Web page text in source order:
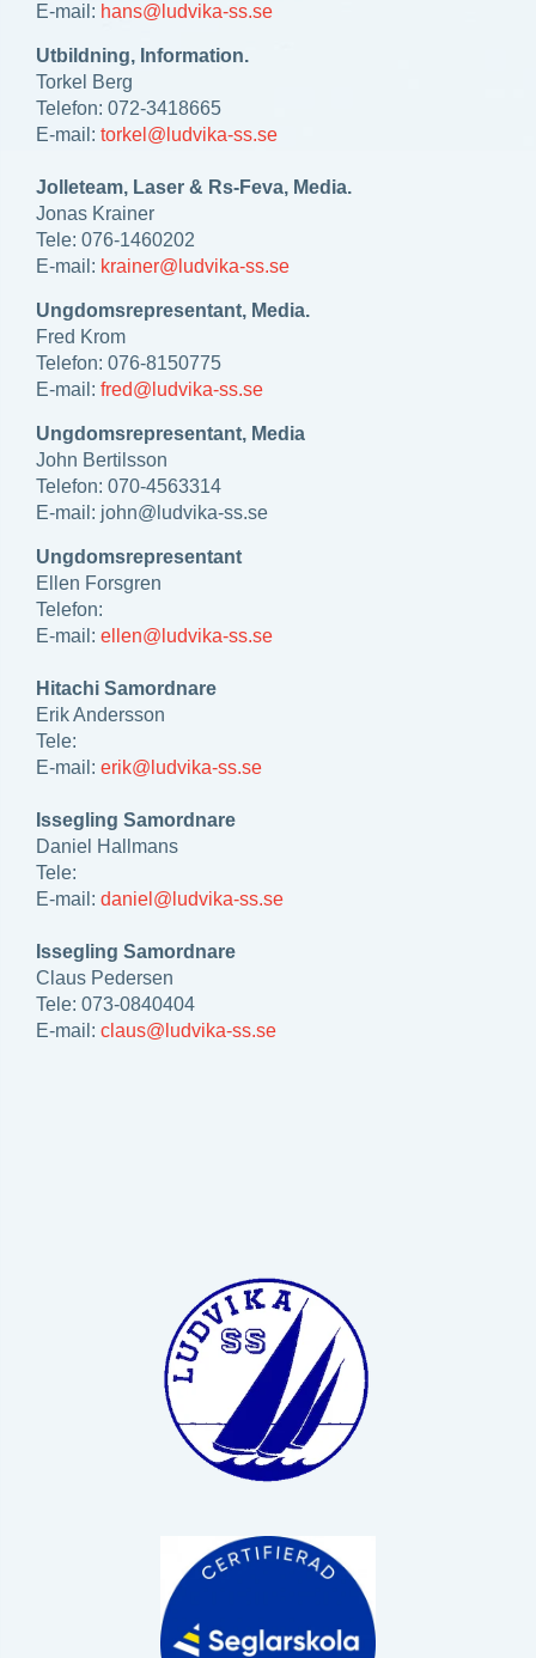
E-mail: hans@ludvika-ss.se
Utbildning, Information.
Torkel Berg
Telefon: 072-3418665
E-mail: torkel@ludvika-ss.se
Jolleteam, Laser & Rs-Feva, Media.
Jonas Krainer
Tele: 076-1460202
E-mail: krainer@ludvika-ss.se
Ungdomsrepresentant, Media.
Fred Krom
Telefon: 076-8150775
E-mail: fred@ludvika-ss.se
Ungdomsrepresentant, Media
John Bertilsson
Telefon: 070-4563314
E-mail: john@ludvika-ss.se
Ungdomsrepresentant
Ellen Forsgren
Telefon:
E-mail: ellen@ludvika-ss.se
Hitachi Samordnare
Erik Andersson
Tele:
E-mail: erik@ludvika-ss.se
Issegling Samordnare
Daniel Hallmans
Tele:
E-mail: daniel@ludvika-ss.se
Issegling Samordnare
Claus Pedersen
Tele: 073-0840404
E-mail: claus@ludvika-ss.se